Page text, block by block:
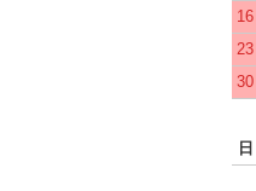
16
23
30
日